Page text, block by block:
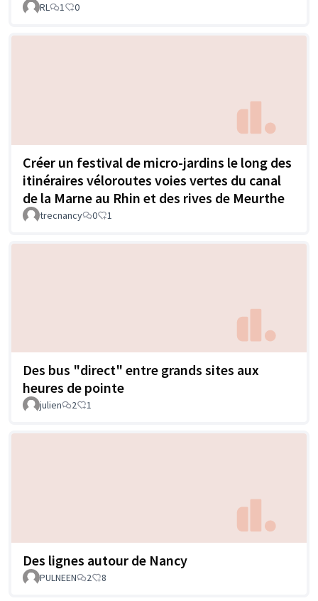
RL 1 0
Créer un festival de micro-jardins le long des
itinéraires véloroutes voies vertes du canal
de la Marne au Rhin et des rives de Meurthe
trecnancy 0 1
Des bus "direct" entre grands sites aux
heures de pointe
julien 2 1
Des lignes autour de Nancy
PULNEEN 2 8